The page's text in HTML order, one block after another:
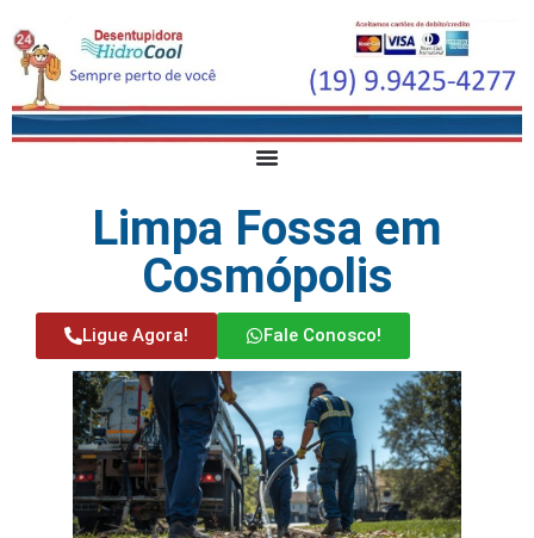
Limpa Fossa em
Cosmópolis
Ligue Agora! Fale Conosco!